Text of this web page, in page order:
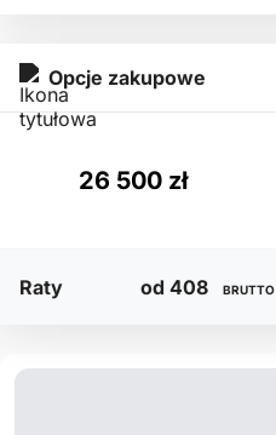
Opcje zakupowe
26 500 zł
Raty od 408 BRUTTO